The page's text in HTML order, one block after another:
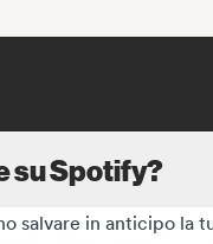
su Spotify?
salvare in anticipo la